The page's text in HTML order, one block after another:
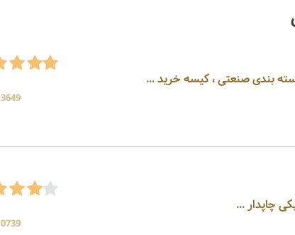
بندی صنعتی ، کیسه خرید ...
13649
چاپدار ...
10739